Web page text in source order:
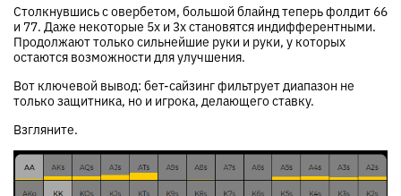
Столкнувшись с овербетом, большой блайнд теперь фолдит 66
и 77. Даже некоторые 5x и 3x становятся индифферентными.
Продолжают только сильнейшие руки и руки, у которых
остаются возможности для улучшения.
Вот ключевой вывод: бет-сайзинг фильтрует диапазон не
только защитника, но и игрока, делающего ставку.
Взгляните.